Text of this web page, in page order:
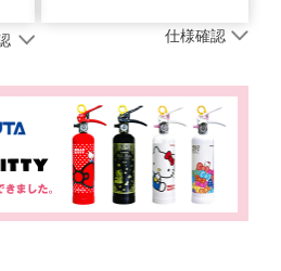
仕様確認